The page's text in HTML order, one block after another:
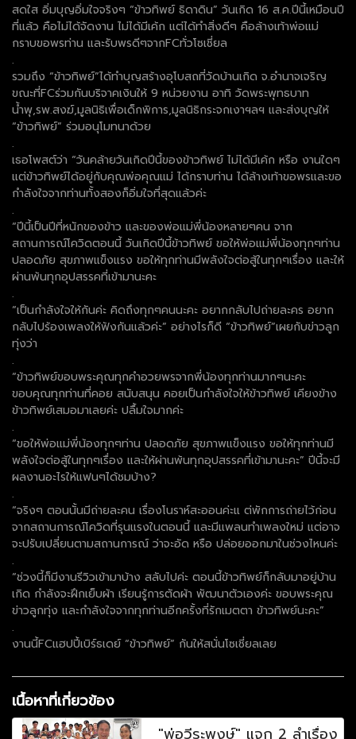
สดใส อิ่มบุญอิ่มใจจริงๆ “ข้าวทิพย์ ธิดาดิน” วันเกิด 16 ส.ค.ปีนี้เหมือนปี
ที่แล้ว คือไม่ได้จัดงาน ไม่ได้มีเค้ก แต่ได้ทำสิ่งดีๆ คือล้างเท้าพ่อแม่
กราบขอพรท่าน และรับพรดีๆจากFCทั่วโซเชี่ยล
.
รวมถึง “ข้าวทิพย์”ได้ทำบุญสร้างอุโบสถที่วัดบ้านเกิด จ.อำนาจเจริญ
ขณะที่FCร่วมกันบริจาคเงินให้ 9 หน่วยงาน อาทิ วัดพระพุทธบาท
น้ำพุ,รพ.สงฆ์,มูลนิธิเพื่อเด็กพิการ,มูลนิธิกระจกเงาฯลฯ และส่งบุญให้
“ข้าวทิพย์” ร่วมอนุโมทนาด้วย
.
เธอโพสต์ว่า “วันคล้ายวันเกิดปีนี้ของข้าวทิพย์ ไม่ได้มีเค้ก หรือ งานใดๆ
แต่ข้าวทิพย์ได้อยู่กับคุณพ่อคุณแม่ ได้กราบท่าน ได้ล้างเท้าขอพรและขอ
กำลังใจจากท่านทั้งสองก็อิ่มใจที่สุดแล้วค่ะ
.
“ปีนี้เป็นปีที่หนักของข้าว และของพ่อแม่พี่น้องหลายๆคน จาก
สถานการณ์โควิดตอนนี้ วันเกิดปีนี้ข้าวทิพย์ ขอให้พ่อแม่พี่น้องทุกๆท่าน
ปลอดภัย สุขภาพแข็งแรง ขอให้ทุกท่านมีพลังใจต่อสู้ในทุกๆเรื่อง และให้
ผ่านพ้นทุกอุปสรรคที่เข้ามานะคะ
.
“เป็นกำลังใจให้กันค่ะ คิดถึงทุกๆคนนะคะ อยากกลับไปถ่ายละคร อยาก
กลับไปร้องเพลงให้ฟังกันแล้วค่ะ” อย่างไรก็ดี “ข้าวทิพย์”เผยกับข่าวลูก
ทุ่งว่า
.
“ข้าวทิพย์ขอบพระคุณทุกคำอวยพรจากพี่น้องทุกท่านมากๆนะคะ
ขอบคุณทุกท่านที่คอย สนับสนุน คอยเป็นกำลังใจให้ข้าวทิพย์ เคียงข้าง
ข้าวทิพย์เสมอมาเลยค่ะ ปลื้มใจมากค่ะ
.
“ขอให้พ่อแม่พี่น้องทุกๆท่าน ปลอดภัย สุขภาพแข็งแรง ขอให้ทุกท่านมี
พลังใจต่อสู้ในทุกๆเรื่อง และให้ผ่านพ้นทุกอุปสรรคที่เข้ามานะคะ” ปีนี้จะมี
ผลงานอะไรให้แฟนๆได้ชมบ้าง?
.
“จริงๆ ตอนนั้นมีถ่ายละคน เรื่องโนราห์สะออนค่ะแ ต่พักการถ่ายไว้ก่อน
จากสถานการณ์โควิดที่รุนแรงในตอนนี้ และมีแพลนทำเพลงใหม่ แต่อาจ
จะปรับเปลี่ยนตามสถานการณ์ ว่าจะอัด หรือ ปล่อยออกมาในช่วงไหนค่ะ
.
“ช่วงนี้ก็มีงานรีวิวเข้ามาบ้าง สลับไปค่ะ ตอนนี้ข้าวทิพย์ก็กลับมาอยู่บ้าน
เกิด กำลังจะฝึกเย็บผ้า เรียนรู้การตัดผ้า พัฒนาตัวเองค่ะ ขอบพระคุณ
ข่าวลูกทุ่ง และกำลังใจจากทุกท่านอีกครั้งที่รักเมตตา ข้าวทิพย์นะคะ”
.
งานนี้FCแฮปปี้เบิร์ธเดย์ “ข้าวทิพย์” กันให้สนั่นโซเชี่ยลเลย
เนื้อหาที่เกี่ยวข้อง
"พ่อวีระพงษ์" แจก 2 ลำเรื่อง